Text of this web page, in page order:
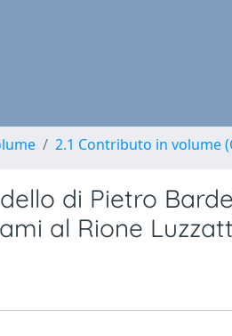
2.1 Contributo in volume
di Pietro
al Rione